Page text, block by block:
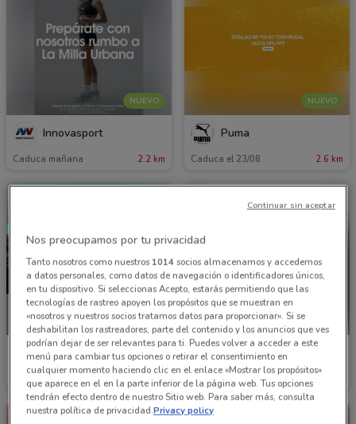
NUEVO
Innovasport
Caduca mañana 2.2 km
NUEVO
Puma
Caduca el 23/08 2.6 km
NUEVO
Puma
Caduca el 06/09 2.6 km
Nike
Nos preocupamos por tu privacidad
Tanto nosotros como nuestros 1014socios almacenamos y accedemos
a datos personales, como datos de navegación o identificadores únicos,
en tu dispositivo. Si seleccionas Acepto, estarás permitiendo que las
tecnologías de rastreo apoyen los propósitos que se muestran en
«nosotros y nuestros socios tratamos datos para proporcionar». Si se
deshabilitan los rastreadores, parte del contenido y los anuncios que ves
podrían dejar de ser relevantes para ti. Puedes volver a acceder a este
menú para cambiar tus opciones o retirar el consentimiento en
cualquier momento haciendo clic en el enlace «Mostrar los propósitos»
que aparece en el en la parte inferior de la página web. Tus opciones
tendrán efecto dentro de nuestro Sitio web. Para saber más, consulta
nuestra política de privacidad.Privacy policy
Continuar sin aceptar